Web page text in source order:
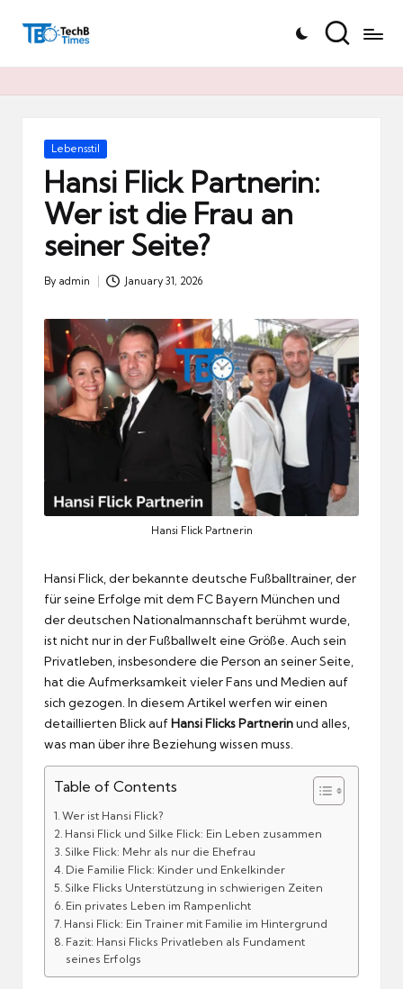
T
h
Posted
Lebensstil
Hansi Flick Partnerin:
Wer ist die Frau an
seiner Seite?
Posted
By admin January 31, 2026
Hansi Flick Partnerin
Hansi Flick, der bekannte deutsche Fußballtrainer, der
für seine Erfolge mit dem FC Bayern München und
der deutschen Nationalmannschaft berühmt wurde,
ist nicht nur in der Fußballwelt eine Größe. Auch sein
Privatleben, insbesondere die Person an seiner Seite,
hat die Aufmerksamkeit vieler Fans und Medien auf
sich gezogen. In diesem Artikel werfen wir einen
detaillierten Blick aufHansi Flicks Partnerinund alles,
was man über ihre Beziehung wissen muss.
Table of Contents
Wer ist Hansi Flick?
Hansi Flick und Silke Flick: Ein Leben zusammen
Silke Flick: Mehr als nur die Ehefrau
Die Familie Flick: Kinder und Enkelkinder
Silke Flicks Unterstützung in schwierigen Zeiten
Ein privates Leben im Rampenlicht
Hansi Flick: Ein Trainer mit Familie im Hintergrund
Fazit: Hansi Flicks Privatleben als Fundament
seines Erfolgs